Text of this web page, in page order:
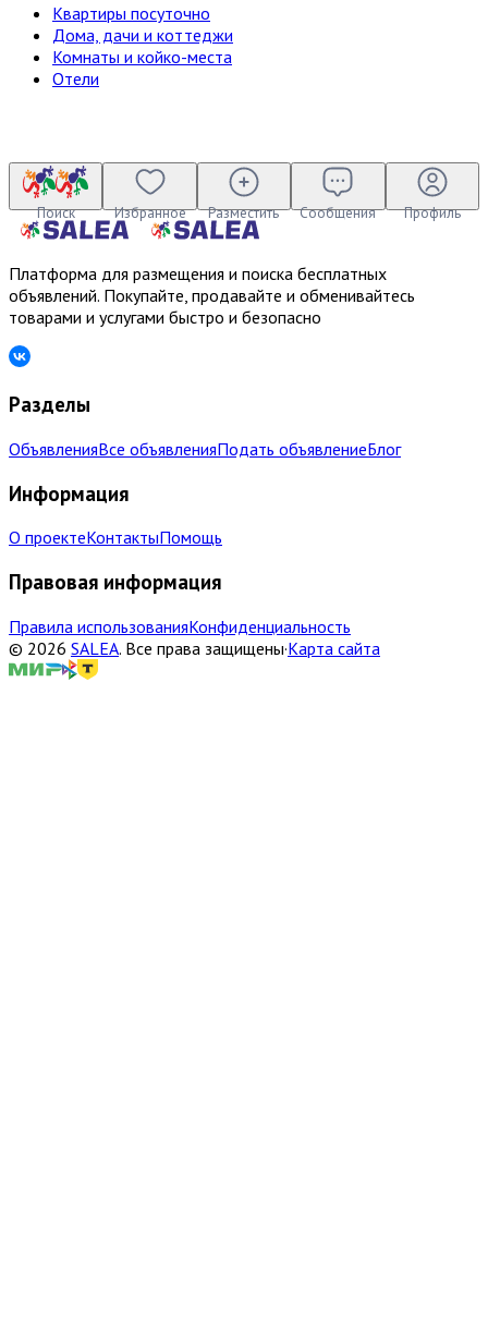
Квартиры посуточно
Дома, дачи и коттеджи
Комнаты и койко-места
Отели
Поиск Избранное Разместить Сообщения Профиль
Платформа для размещения и поиска бесплатных
объявлений. Покупайте, продавайте и обменивайтесь
товарами и услугами быстро и безопасно
Разделы
ОбъявленияВсе объявленияПодать объявлениеБлог
Информация
О проектеКонтактыПомощь
Правовая информация
Правила использованияКонфиденциальность
© 2026 SALEA. Все права защищены·Карта сайта